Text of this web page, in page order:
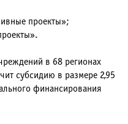
проекты»;
в 68 регионах
субсидию в размере 2,95
финансирования